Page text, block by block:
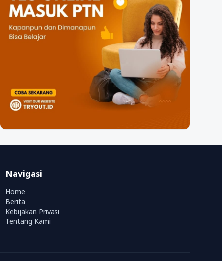
Navigasi
Home
Berita
Kebijakan Privasi
Tentang Kami